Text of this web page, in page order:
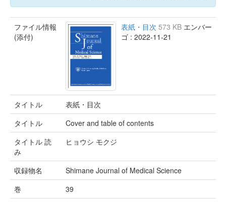
ファイル情報
(添付)
表紙・目次 573 KB エンバー
ゴ : 2022-11-21
タイトル
表紙・目次
タイトル
Cover and table of contents
タイトル 読
み
ヒョウシ モクジ
収録物名
Shimane Journal of Medical Science
巻
39